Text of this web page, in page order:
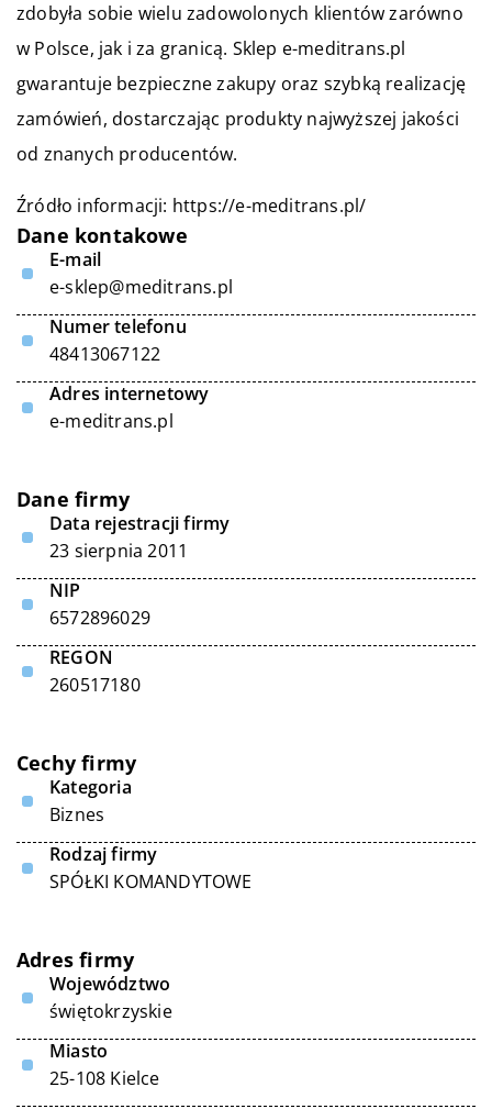
zdobyła sobie wielu zadowolonych klientów zarówno
w Polsce, jak i za granicą. Sklep e-meditrans.pl
gwarantuje bezpieczne zakupy oraz szybką realizację
zamówień, dostarczając produkty najwyższej jakości
od znanych producentów.
Źródło informacji: https://e-meditrans.pl/
Dane kontakowe
E-mail
e-sklep@meditrans.pl
Numer telefonu
48413067122
Adres internetowy
e-meditrans.pl
Dane firmy
Data rejestracji firmy
23 sierpnia 2011
NIP
6572896029
REGON
260517180
Cechy firmy
Kategoria
Biznes
Rodzaj firmy
SPÓŁKI KOMANDYTOWE
Adres firmy
Województwo
świętokrzyskie
Miasto
25-108 Kielce